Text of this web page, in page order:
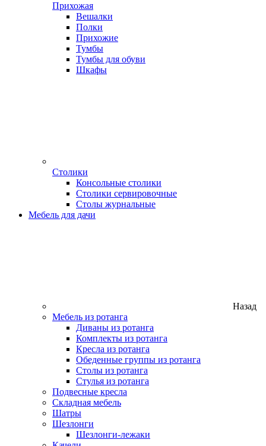
Прихожая
Вешалки
Полки
Прихожие
Тумбы
Тумбы для обуви
Шкафы
Столики
Консольные столики
Столики сервировочные
Столы журнальные
Мебель для дачи
Назад
Мебель из ротанга
Диваны из ротанга
Комплекты из ротанга
Кресла из ротанга
Обеденные группы из ротанга
Столы из ротанга
Стулья из ротанга
Подвесные кресла
Складная мебель
Шатры
Шезлонги
Шезлонги-лежаки